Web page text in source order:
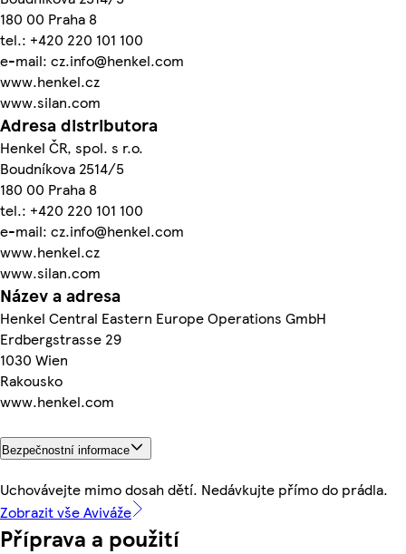
180 00 Praha 8
tel.: +420 220 101 100
e-mail: cz.info@henkel.com
www.henkel.cz
www.silan.com
Adresa distributora
Henkel ČR, spol. s r.o.
Boudníkova 2514/5
180 00 Praha 8
tel.: +420 220 101 100
e-mail: cz.info@henkel.com
www.henkel.cz
www.silan.com
Název a adresa
Henkel Central Eastern Europe Operations GmbH
Erdbergstrasse 29
1030 Wien
Rakousko
www.henkel.com
Bezpečnostní informace
Uchovávejte mimo dosah dětí. Nedávkujte přímo do prádla.
Zobrazit vše Aviváže
Příprava a použití